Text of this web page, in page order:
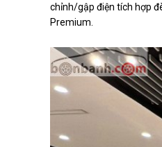
chỉnh/gập điện tích hợp
Premium.